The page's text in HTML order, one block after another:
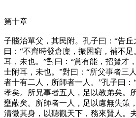
第十章
子賤治單父，其民附。孔子曰：“告
曰：“不齊時發倉廩，振困窮，補不
耳，未也。”對曰：“賞有能，招賢才
士附耳，未也。”對曰：“所父事者三
者十有二人，所師者一人。”孔子曰
孝矣。所兄事者五人，足以教弟矣。
壅蔽矣。所師者一人，足以慮無失策
清微其身，以聽觀天下，務來賢人。